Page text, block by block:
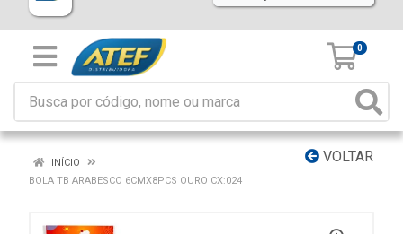
0
VOLTAR
INÍCIO
BOLA TB ARABESCO 6CMX8PCS OURO CX:024